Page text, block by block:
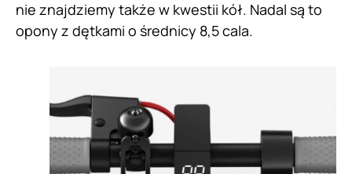
nie znajdziemy także w kwestii kół. Nadal są to
opony z dętkami o średnicy 8,5 cala.